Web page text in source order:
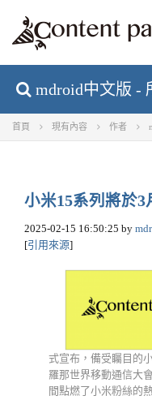
mdroid中文版 -
首頁 現有內容 作者
小米15系列將於3
2025-02-15 16:50:25 by
[引用來源]
式宣布，備受矚目的
羅那世界移動通信大
間點燃了小米粉絲的